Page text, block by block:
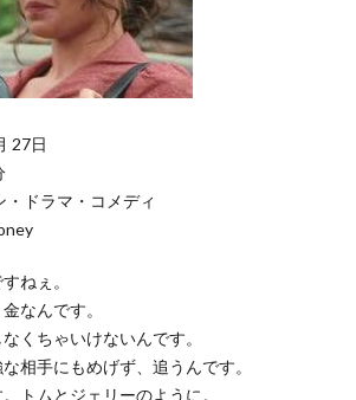
27日
ドラマ・コメディ
ねぇ。
なんです。
くちゃいけないんです。
相手にもめげず、追うんです。
トムとジェリーのように。